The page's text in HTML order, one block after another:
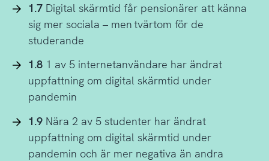
1.7 Digital skärmtid får pensionärer att känna
sig mer sociala – men tvärtom för de
studerande
1.81 av 5 internetanvändare har ändrat
uppfattning om digital skärmtid under
pandemin
1.9Nära 2 av 5 studenter har ändrat
uppfattning om digital skärmtid under
pandemin och är mer negativa än andra